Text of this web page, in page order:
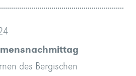
des Bergischen